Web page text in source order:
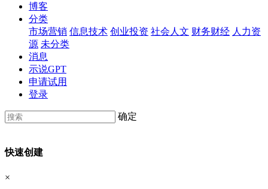
博客
分类
市场营销 信息技术 创业投资 社会人文 财务财经 人力资
源 未分类
消息
示说GPT
申请试用
登录
确定
快速创建
×